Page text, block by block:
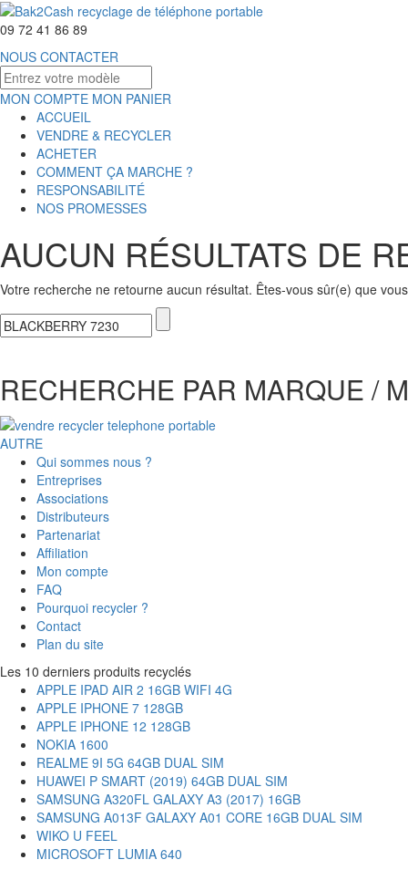
09 72 41 86 89
NOUS CONTACTER
MON COMPTE MON PANIER
ACCUEIL
VENDRE & RECYCLER
ACHETER
COMMENT ÇA MARCHE ?
RESPONSABILITÉ
NOS PROMESSES
AUCUN RÉSULTATS DE
Votre recherche ne retourne aucun résultat. Êtes-vous sûr(e) que
RECHERCHE PAR MARQUE /
AUTRE
Qui sommes nous ?
Entreprises
Associations
Distributeurs
Partenariat
Affiliation
Mon compte
FAQ
Pourquoi recycler ?
Contact
Plan du site
Les 10 derniers produits recyclés
APPLE IPAD AIR 2 16GB WIFI 4G
APPLE IPHONE 7 128GB
APPLE IPHONE 12 128GB
NOKIA 1600
REALME 9I 5G 64GB DUAL SIM
HUAWEI P SMART (2019) 64GB DUAL SIM
SAMSUNG A320FL GALAXY A3 (2017) 16GB
SAMSUNG A013F GALAXY A01 CORE 16GB DUAL SIM
WIKO U FEEL
MICROSOFT LUMIA 640